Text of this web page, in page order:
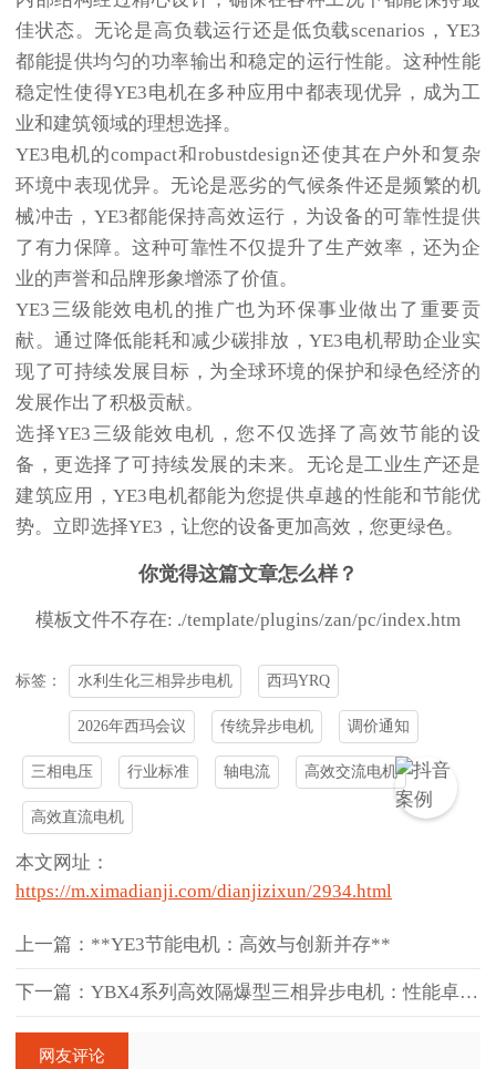
佳状态。无论是高负载运行还是低负载scenarios，YE3
都能提供均匀的功率输出和稳定的运行性能。这种性能
稳定性使得YE3电机在多种应用中都表现优异，成为工
业和建筑领域的理想选择。
YE3电机的compact和robustdesign还使其在户外和复杂
环境中表现优异。无论是恶劣的气候条件还是频繁的机
械冲击，YE3都能保持高效运行，为设备的可靠性提供
了有力保障。这种可靠性不仅提升了生产效率，还为企
业的声誉和品牌形象增添了价值。
YE3三级能效电机的推广也为环保事业做出了重要贡
献。通过降低能耗和减少碳排放，YE3电机帮助企业实
现了可持续发展目标，为全球环境的保护和绿色经济的
发展作出了积极贡献。
选择YE3三级能效电机，您不仅选择了高效节能的设
备，更选择了可持续发展的未来。无论是工业生产还是
建筑应用，YE3电机都能为您提供卓越的性能和节能优
势。立即选择YE3，让您的设备更加高效，您更绿色。
你觉得这篇文章怎么样？
模板文件不存在: ./template/plugins/zan/pc/index.htm
标签： 水利生化三相异步电机 西玛YRQ
2026年西玛会议 传统异步电机 调价通知
三相电压 行业标准 轴电流 高效交流电机
高效直流电机
本文网址：
https://m.ximadianji.com/dianjizixun/2934.html
上一篇：**YE3节能电机：高效与创新并存**
下一篇：YBX4系列高效隔爆型三相异步电机：性能卓越，应用广泛
网友评论